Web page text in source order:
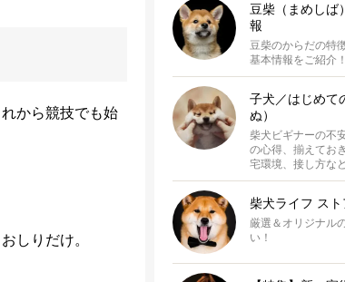
から競技でも始
しりだけ。
豆柴（まめしば
報
豆柴のからだの特
基本情報をご紹介！
子犬／はじめて
ぬ）
柴犬ビギナーの不
の心得、揃えてお
宅環境、接し方な
柴犬ライフ スト
厳選＆オリジナル
い！